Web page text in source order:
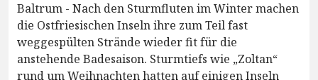
Baltrum - Nach den Sturmfluten im Winter machen
die Ostfriesischen Inseln ihre zum Teil fast
weggespülten Strände wieder fit für die
anstehende Badesaison. Sturmtiefs wie „Zoltan“
rund um Weihnachten hatten auf einigen Inseln